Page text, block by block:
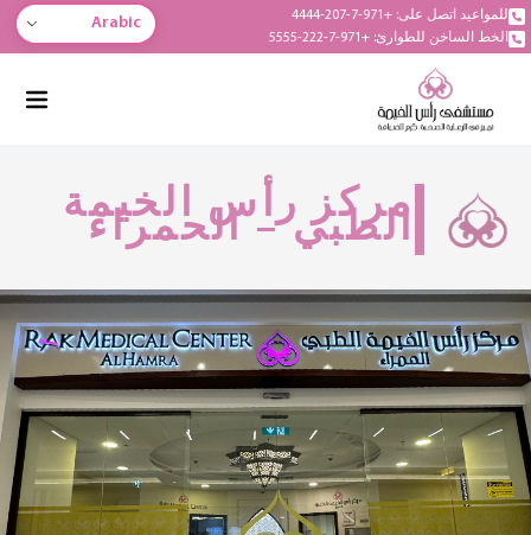
للمواعيد اتصل على: +971-7-207-4444
الخط الساخن للطوارئ: +971-7-222-5555
Arabic
مركز رأس الخيمة
الطبي – الحمراء